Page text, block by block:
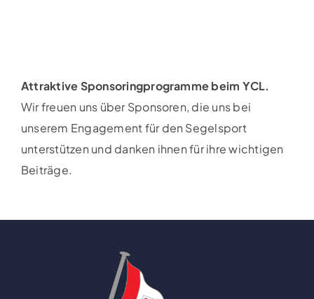
Attraktive Sponsoringprogramme beim YCL.
Wir freuen uns über Sponsoren, die uns bei
unserem Engagement für den Segelsport
unterstützen und danken ihnen für ihre wichtigen
Beiträge.